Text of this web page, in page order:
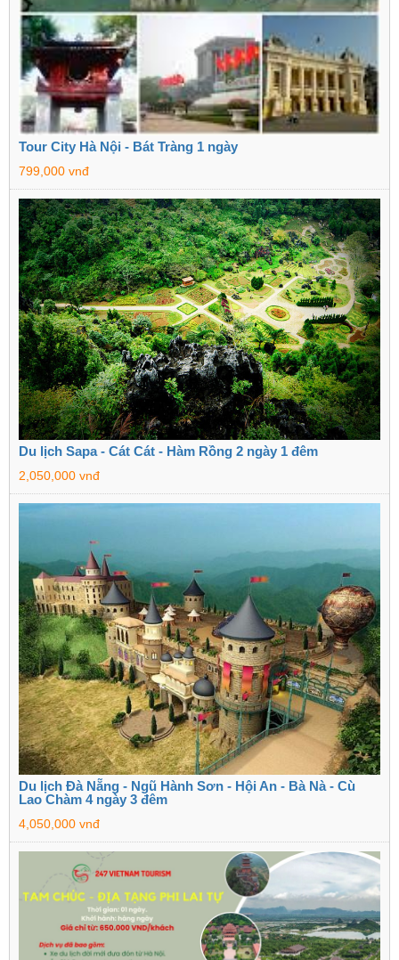
Tour City Hà Nội - Bát Tràng 1 ngày
799,000 vnđ
Du lịch Sapa - Cát Cát - Hàm Rồng 2 ngày 1 đêm
2,050,000 vnđ
Du lịch Đà Nẵng - Ngũ Hành Sơn - Hội An - Bà Nà - Cù
Lao Chàm 4 ngày 3 đêm
4,050,000 vnđ